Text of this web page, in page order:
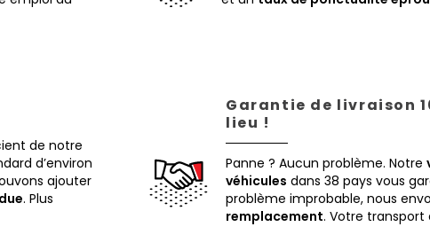
de notre
d’environ
ajouter
. Plus
Garantie de livraison
lieu !
Panne ? Aucun problème. Notre
véhicules dans 38 pays vous
problème improbable, nous
remplacement. Votre transport